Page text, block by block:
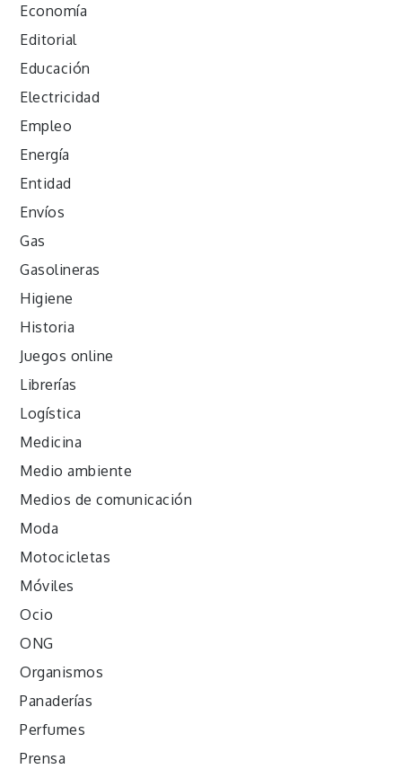
Economía
Editorial
Educación
Electricidad
Empleo
Energía
Entidad
Envíos
Gas
Gasolineras
Higiene
Historia
Juegos online
Librerías
Logística
Medicina
Medio ambiente
Medios de comunicación
Moda
Motocicletas
Móviles
Ocio
ONG
Organismos
Panaderías
Perfumes
Prensa